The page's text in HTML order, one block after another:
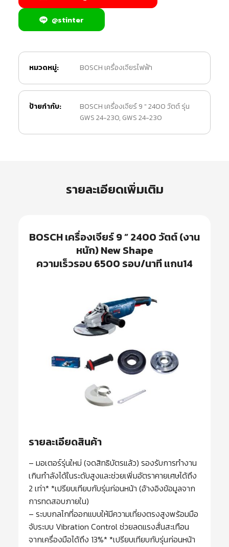
@stinter
หมวดหมู่: BOSCH เครื่องเจียรไฟฟ้า
ป้ายกำกับ:
BOSCH เครื่องเจียร์ 9 " 2400 วัตต์ รุ่น
GWS 24-230, GWS 24-230
รายละเอียดเพิ่มเติม
BOSCHเครื่องเจียร์ 9 ” 2400 วัตต์ (งาน
หนัก) New Shape
ความเร็วรอบ 6500 รอบ/นาที แกน14
รายละเอียดสินค้า
– มอเตอร์รุ่นใหม่ (จดสิทธิบัตรแล้ว) รองรับการทำงาน
เกินกำลังได้ในระดับสูงและช่วยเพิ่มอัตราคายเศษได้ถึง
2 เท่า* *เปรียบเทียบกับรุ่นก่อนหน้า (อ้างอิงข้อมูลจาก
การทดสอบภายใน)
– ระบบกลไกที่ออกแบบให้มีความเที่ยงตรงสูงพร้อมมือ
จับระบบ Vibration Control ช่วยลดแรงสั่นสะเทือน
จากเครื่องมือได้ถึง 13%* *เปรียบเทียบกับรุ่นก่อนหน้า